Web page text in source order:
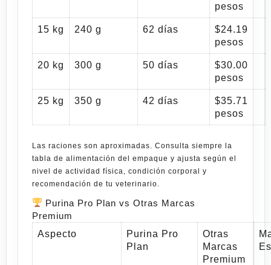
pesos
15 kg 240 g 62 días
$24.19
pesos
20 kg 300 g 50 días
$30.00
pesos
25 kg 350 g 42 días
$35.71
pesos
Las raciones son aproximadas. Consulta siempre la
tabla de alimentación del empaque y ajusta según el
nivel de actividad física, condición corporal y
recomendación de tu veterinario.
Purina Pro Plan vs Otras Marcas
Premium
Aspecto
Purina Pro
Plan
Otras
Marcas
Premium